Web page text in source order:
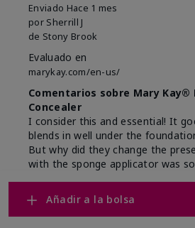
Añadir a la bolsa
Enviado Hace 1 mes
por Sherrill J
de Stony Brook
Evaluado en
marykay.com/en-us/
Comentarios sobre Mary
Concealer
I consider this and essential! It
blends in well under the
But why did they change the
with the sponge applicator was
ConclusiónSí, recomendaría a